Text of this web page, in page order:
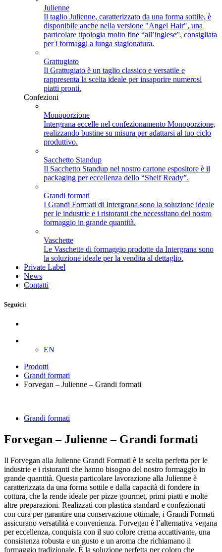
Julienne
Il taglio Julienne, caratterizzato da una forma sottile, è
disponibile anche nella versione "Angel Hair", una
particolare tipologia molto fine “all’inglese”, consigliata
per i formaggi a lunga stagionatura.
Grattugiato
Il Grattugiato è un taglio classico e versatile e
rappresenta la scelta ideale per insaporire numerosi
piatti pronti.
Confezioni
Monoporzione
Intergrana eccelle nel confezionamento Monoporzione,
realizzando bustine su misura per adattarsi al tuo ciclo
produttivo.
Sacchetto Standup
Il Sacchetto Standup nel nostro cartone espositore è il
packaging per eccellenza dello “Shelf Ready”.
Grandi formati
I Grandi Formati di Intergrana sono la soluzione ideale
per le industrie e i ristoranti che necessitano del nostro
formaggio in grande quantità.
Vaschette
Le Vaschette di formaggio prodotte da Intergrana sono
la soluzione ideale per la vendita al dettaglio.
Private Label
News
Contatti
Seguici:
EN
Prodotti
Grandi formati
Forvegan – Julienne – Grandi formati
Grandi formati
Forvegan – Julienne – Grandi formati
Il Forvegan alla Julienne Grandi Formati è la scelta perfetta per le
industrie e i ristoranti che hanno bisogno del nostro formaggio in
grande quantità. Questa particolare lavorazione alla Julienne è
caratterizzata da una forma sottile e dalla capacità di fondere in
cottura, che la rende ideale per pizze gourmet, primi piatti e molte
altre preparazioni. Realizzati con plastica standard e confezionati
con cura per garantire una conservazione ottimale, i Grandi Formati
assicurano versatilità e convenienza. Forvegan è l’alternativa vegana
per eccellenza, conquista con il suo colore crema accattivante, una
consistenza robusta e un gusto e un aroma che richiamano il
formaggio tradizionale. È la soluzione perfetta per coloro che